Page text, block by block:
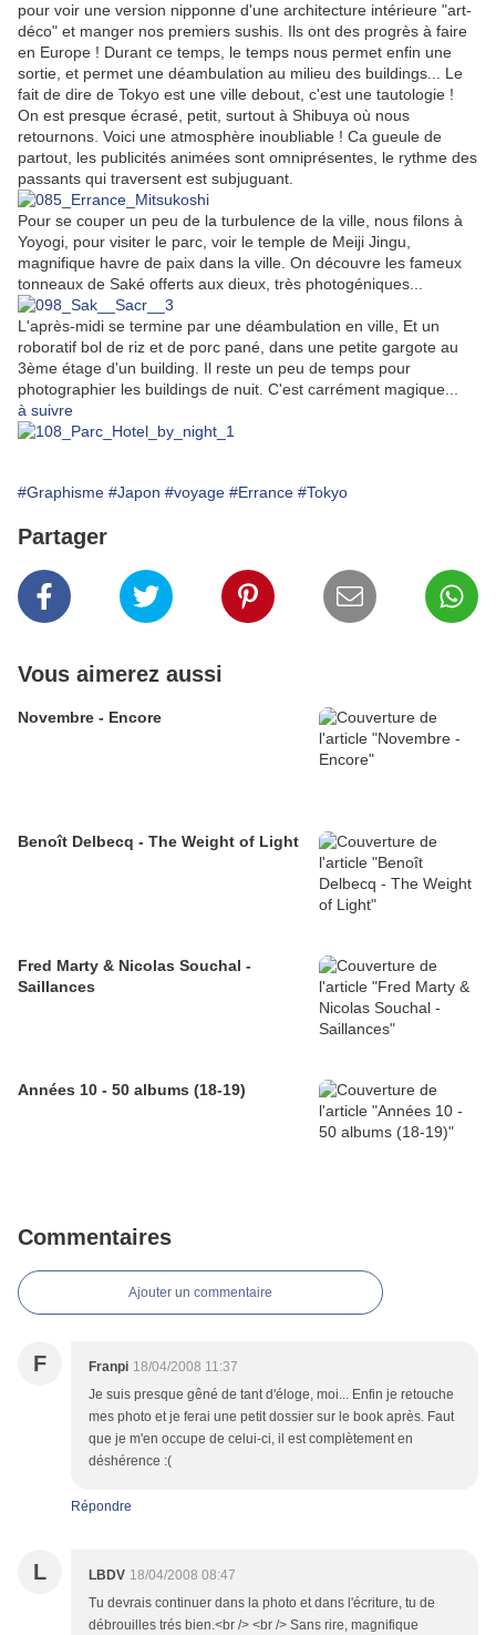
pour voir une version nipponne d'une architecture intérieure "art-
déco" et manger nos premiers sushis. Ils ont des progrès à faire
en Europe ! Durant ce temps, le temps nous permet enfin une
sortie, et permet une déambulation au milieu des buildings... Le
fait de dire de Tokyo est une ville debout, c'est une tautologie !
On est presque écrasé, petit, surtout à Shibuya où nous
retournons. Voici une atmosphère inoubliable ! Ca gueule de
partout, les publicités animées sont omniprésentes, le rythme des
passants qui traversent est subjuguant.
Pour se couper un peu de la turbulence de la ville, nous filons à
Yoyogi, pour visiter le parc, voir le temple de Meiji Jingu,
magnifique havre de paix dans la ville. On découvre les fameux
tonneaux de Saké offerts aux dieux, très photogéniques...
L'après-midi se termine par une déambulation en ville, Et un
roboratif bol de riz et de porc pané, dans une petite gargote au
3ème étage d'un building. Il reste un peu de temps pour
photographier les buildings de nuit. C'est carrément magique...
à suivre
#Graphisme #Japon #voyage #Errance #Tokyo
Partager
Vous aimerez aussi
Novembre - Encore
Benoît Delbecq - The Weight of Light
Fred Marty & Nicolas Souchal -
Saillances
Années 10 - 50 albums (18-19)
Commentaires
Ajouter un commentaire
F Franpi 18/04/2008 11:37
Je suis presque gêné de tant d'éloge, moi... Enfin je retouche
mes photo et je ferai une petit dossier sur le book après. Faut
que je m'en occupe de celui-ci, il est complètement en
déshérence :(
Répondre
L LBDV 18/04/2008 08:47
Tu devrais continuer dans la photo et dans l'écriture, tu de
débrouilles trés bien.<br /> <br /> Sans rire, magnifique